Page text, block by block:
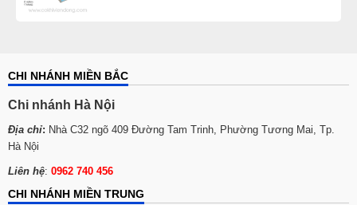
CHI NHÁNH MIỀN BẮC
Chi nhánh Hà Nội
Địa chỉ: Nhà C32 ngõ 409 Đường Tam Trinh, Phường Tương Mai, Tp.
Hà Nội
Liên hệ: 0962 740 456
CHI NHÁNH MIỀN TRUNG